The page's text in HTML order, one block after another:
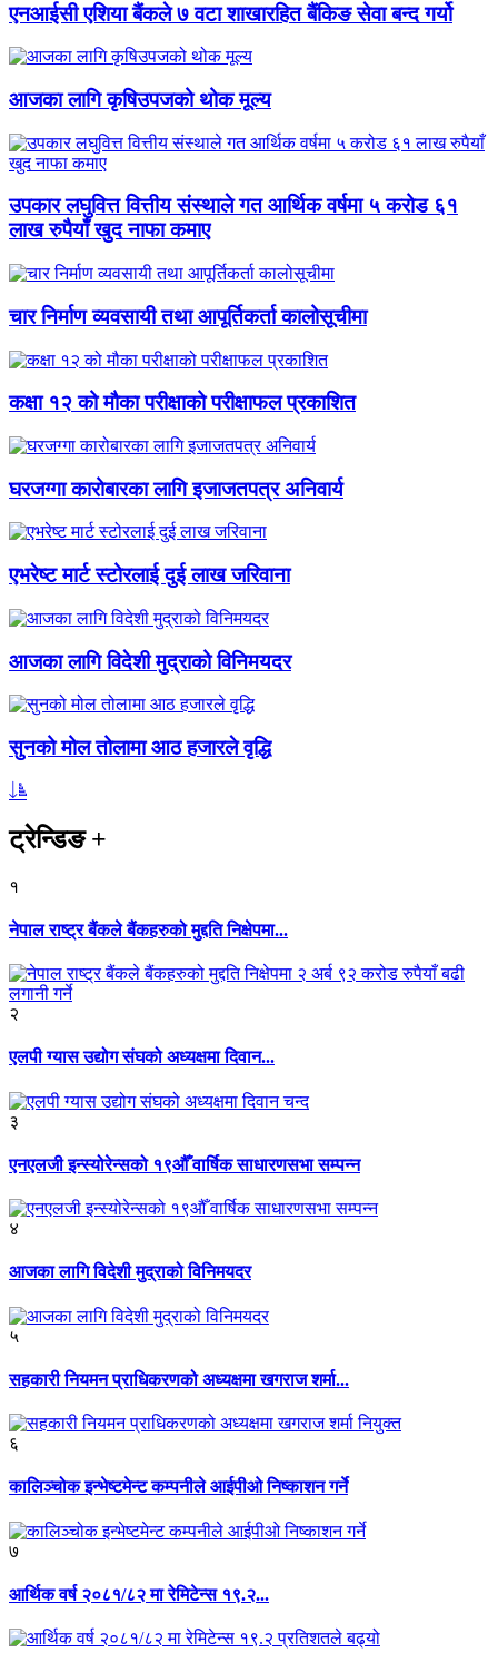
एनआईसी एशिया बैंकले ७ वटा शाखारहित बैंकिङ सेवा बन्द गर्यो
आजका लागि कृषिउपजको थोक मूल्य
उपकार लघुवित्त वित्तीय संस्थाले गत आर्थिक वर्षमा ५ करोड ६१
लाख रुपैयाँ खुद नाफा कमाए
चार निर्माण व्यवसायी तथा आपूर्तिकर्ता कालोसूचीमा
कक्षा १२ को मौका परीक्षाको परीक्षाफल प्रकाशित
घरजग्गा कारोबारका लागि इजाजतपत्र अनिवार्य
एभरेष्ट मार्ट स्टोरलाई दुई लाख जरिवाना
आजका लागि विदेशी मुद्राको विनिमयदर
सुनको मोल तोलामा आठ हजारले वृद्धि
ट्रेन्डिङ+
१
नेपाल राष्ट्र बैंकले बैंकहरुको मुद्दति निक्षेपमा...
२
एलपी ग्यास उद्योग संघको अध्यक्षमा दिवान...
३
एनएलजी इन्स्योरेन्सको १९औँ वार्षिक साधारणसभा सम्पन्न
४
आजका लागि विदेशी मुद्राको विनिमयदर
५
सहकारी नियमन प्राधिकरणको अध्यक्षमा खगराज शर्मा...
६
कालिञ्चोक इन्भेष्टमेन्ट कम्पनीले आईपीओ निष्काशन गर्ने
७
आर्थिक वर्ष २०८१/८२ मा रेमिटेन्स १९.२...